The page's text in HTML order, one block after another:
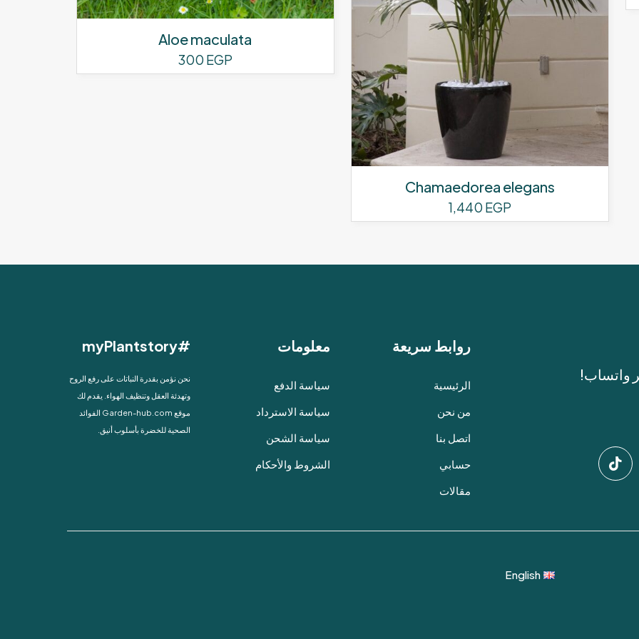
Chamaedorea elegans
1,440 EGP
Aloe maculata
300 EGP
واتساب!
روابط سريعة
الرئيسية
من نحن
اتصل بنا
حسابي
مقالات
معلومات
سياسة الدفع
سياسة الاسترداد
سياسة الشحن
الشروط والأحكام
#myPlantstory
نحن نؤمن بقدرة النباتات على رفع الروح
وتهدئة العقل وتنظيف الهواء. يقدم لك
موقع Garden-hub.com الفوائد
الصحية للخضرة بأسلوب أنيق.
English